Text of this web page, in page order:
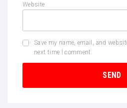
Website
Save my name, email, and
next time I comment.